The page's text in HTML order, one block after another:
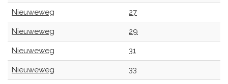
Nieuweweg 27
Nieuweweg 29
Nieuweweg 31
Nieuweweg 33